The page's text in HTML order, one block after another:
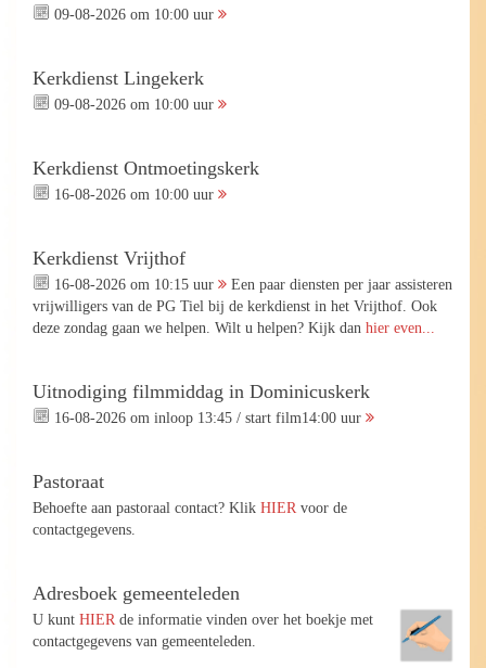
09-08-2026 om 10:00 uur
Kerkdienst Lingekerk
09-08-2026 om 10:00 uur
Kerkdienst Ontmoetingskerk
16-08-2026 om 10:00 uur
Kerkdienst Vrijthof
16-08-2026 om 10:15 uur
Een paar diensten per jaar assisteren
vrijwilligers van de PG Tiel bij de kerkdienst in het Vrijthof. Ook
deze zondag gaan we helpen. Wilt u helpen? Kijk dan hier even...
Uitnodiging filmmiddag in Dominicuskerk
16-08-2026 om inloop 13:45 / start film14:00 uur
Pastoraat
Behoefte aan pastoraal contact? Klik HIER voor de
contactgegevens.
Adresboek gemeenteleden
U kunt HIER de informatie vinden over het boekje met
contactgegevens van gemeenteleden.